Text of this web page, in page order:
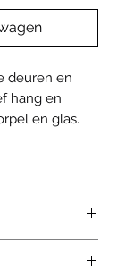
deuren en
hang en
en glas.